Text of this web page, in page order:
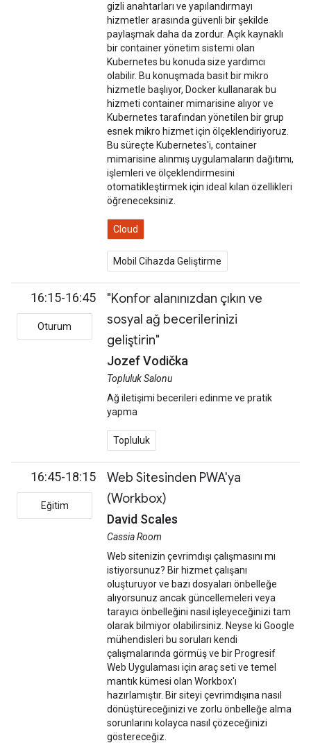
gizli anahtarları ve yapılandırmayı
hizmetler arasında güvenli bir şekilde
paylaşmak daha da zordur. Açık kaynaklı
bir container yönetim sistemi olan
Kubernetes bu konuda size yardımcı
olabilir. Bu konuşmada basit bir mikro
hizmetle başlıyor, Docker kullanarak bu
hizmeti container mimarisine alıyor ve
Kubernetes tarafından yönetilen bir grup
esnek mikro hizmet için ölçeklendiriyoruz.
Bu süreçte Kubernetes'i, container
mimarisine alınmış uygulamaların dağıtımı,
işlemleri ve ölçeklendirmesini
otomatikleştirmek için ideal kılan özellikleri
öğreneceksiniz.
Cloud
Mobil Cihazda Geliştirme
16:15-16:45
Oturum
"Konfor alanınızdan çıkın ve
sosyal ağ becerilerinizi
geliştirin"
Jozef Vodička
Topluluk Salonu
Ağ iletişimi becerileri edinme ve pratik
yapma
Topluluk
16:45-18:15
Eğitim
Web Sitesinden PWA'ya
(Workbox)
David Scales
Cassia Room
Web sitenizin çevrimdışı çalışmasını mı
istiyorsunuz? Bir hizmet çalışanı
oluşturuyor ve bazı dosyaları önbelleğe
alıyorsunuz ancak güncellemeleri veya
tarayıcı önbelleğini nasıl işleyeceğinizi tam
olarak bilmiyor olabilirsiniz. Neyse ki Google
mühendisleri bu soruları kendi
çalışmalarında görmüş ve bir Progresif
Web Uygulaması için araç seti ve temel
mantık kümesi olan Workbox'ı
hazırlamıştır. Bir siteyi çevrimdışına nasıl
dönüştüreceğinizi ve zorlu önbelleğe alma
sorunlarını kolayca nasıl çözeceğinizi
göstereceğiz.